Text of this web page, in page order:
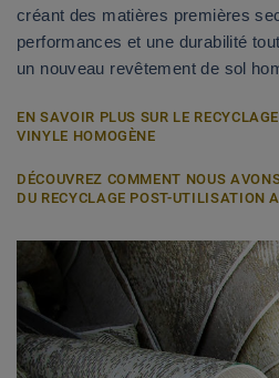
créant des matières premières
performances et une durabilité
un nouveau revêtement de sol
EN SAVOIR PLUS SUR LE
VINYLE HOMOGÈNE
DÉCOUVREZ COMMENT NOUS
DU RECYCLAGE POST-UTILISATION